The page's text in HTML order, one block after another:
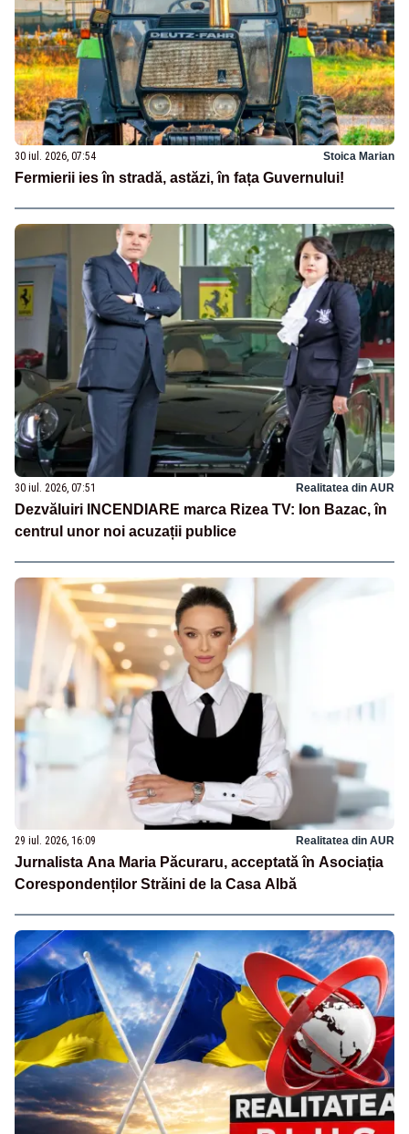
30 iul. 2026, 07:54 Stoica Marian
Fermierii ies în stradă, astăzi, în fața Guvernului!
30 iul. 2026, 07:51 Realitatea din AUR
Dezvăluiri INCENDIARE marca Rizea TV: Ion Bazac, în
centrul unor noi acuzații publice
29 iul. 2026, 16:09 Realitatea din AUR
Jurnalista Ana Maria Păcuraru, acceptată în Asociația
Corespondenților Străini de la Casa Albă